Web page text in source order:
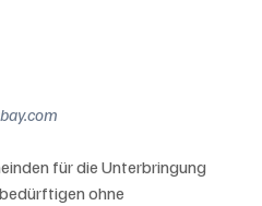
für die Unterbringung
ohne